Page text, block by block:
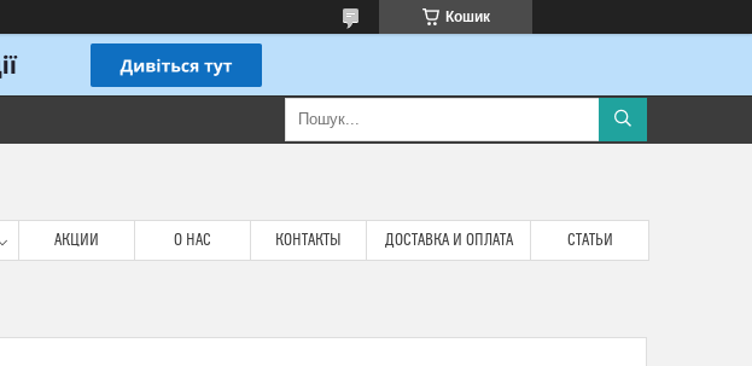
Кошик
АКЦИИ О НАС КОНТАКТЫ ДОСТАВКА И ОПЛАТА СТАТЬИ